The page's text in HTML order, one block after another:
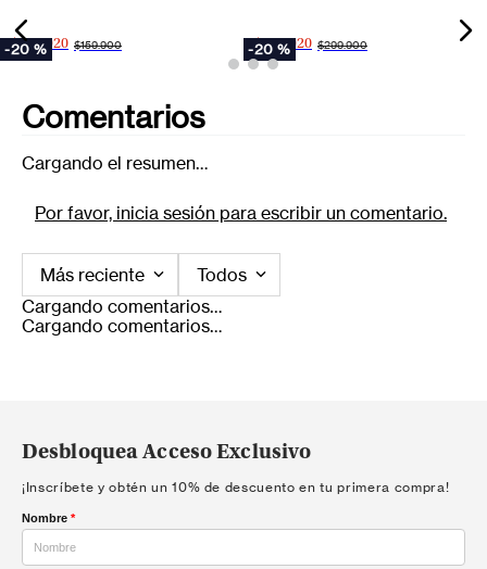
-20 %
$127.920 $159.900 -20 %
$239.920 $299.900
Comentarios
Cargando el resumen…
Por favor, inicia sesión para escribir un comentario.
Más reciente
Todos
Cargando comentarios…
Cargando comentarios…
Desbloquea Acceso Exclusivo
¡Inscríbete y obtén un 10% de descuento en tu primera compra!
Nombre *